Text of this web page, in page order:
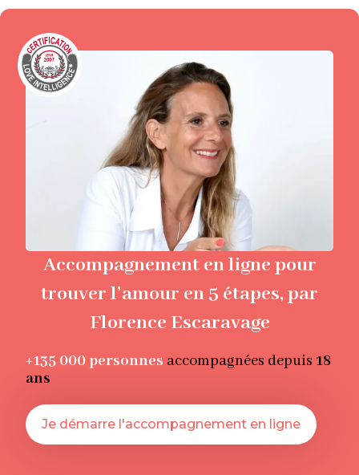
Accompagnement en ligne pour
trouver l’amour en 5 étapes, par
Florence Escaravage
+135 000 personnes accompagnées depuis 18
ans
Je démarre l'accompagnement en ligne